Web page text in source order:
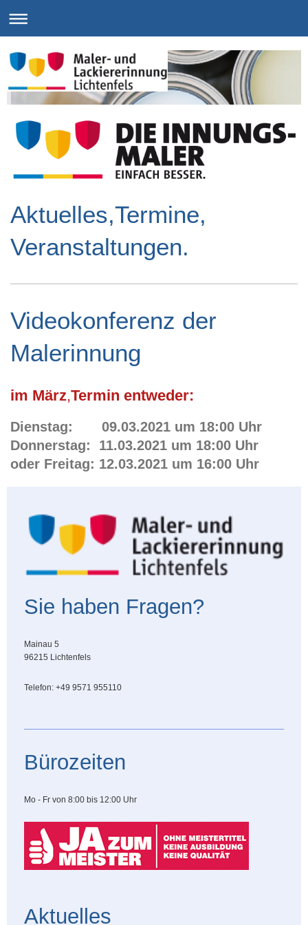
Aktuelles,Termine,
Veranstaltungen.
Videokonferenz der
Malerinnung
im März,Termin entweder:
Dienstag: 09.03.2021 um 18:00 Uhr
Donnerstag: 11.03.2021 um 18:00 Uhr
oder Freitag: 12.03.2021 um 16:00 Uhr
Sie haben Fragen?
Mainau 5
96215 Lichtenfels
Telefon: +49 9571 955110
Bürozeiten
Mo - Fr von 8:00 bis 12:00 Uhr
Aktuelles